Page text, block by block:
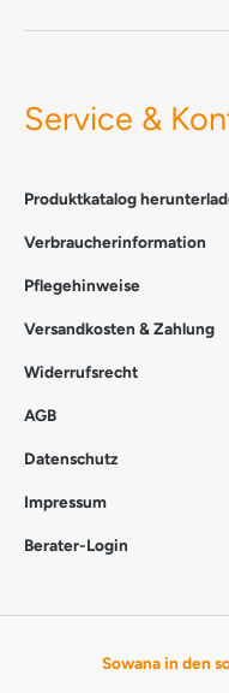
Service &
Produktkatalog
Verbraucherinformation
Pflegehinweise
Versandkosten & Zahlung
Widerrufsrecht
AGB
Datenschutz
Impressum
Berater-Login
Sowana in den